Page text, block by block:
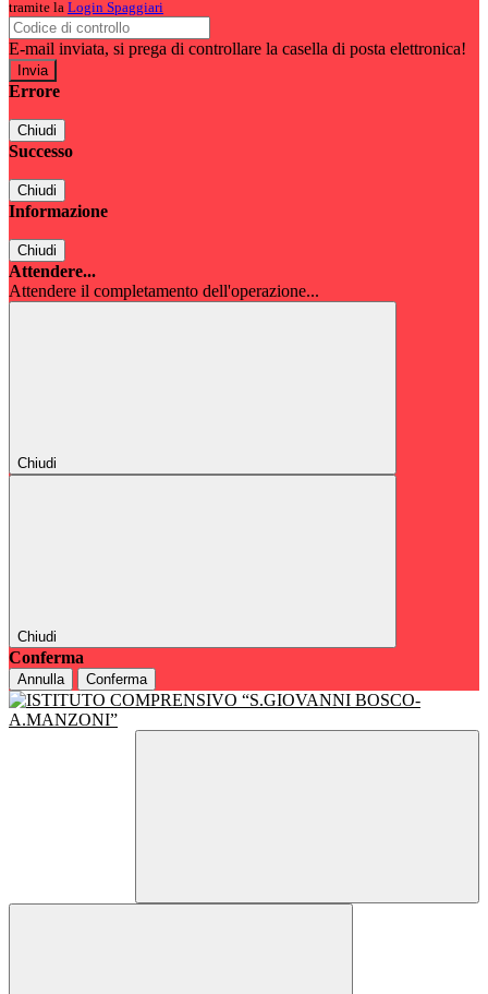
tramite la Login Spaggiari
E-mail inviata, si prega di controllare la casella di posta elettronica!
Errore
Chiudi
Successo
Chiudi
Informazione
Chiudi
Attendere...
Attendere il completamento dell'operazione...
Chiudi
Chiudi
Conferma
Annulla Conferma